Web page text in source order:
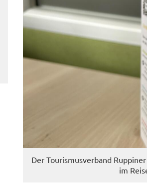
Der Tou­ris­mus­ver­band
im